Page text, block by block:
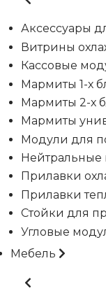
Аксессуары
Витрины
Кассовые
Мармиты 1-х
Мармиты 2-х
Мармиты
Модули для
Нейтральные
Прилавки
Прилавки
Стойки для
Угловые
Мебель